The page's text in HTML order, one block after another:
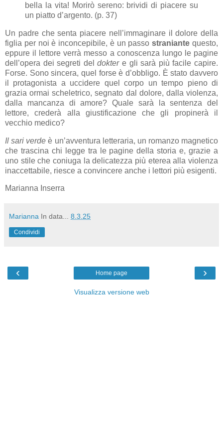
bella la vita! Morirò sereno: brividi di piacere su
un piatto d’argento. (p. 37)
Un padre che senta piacere nell’immaginare il dolore della
figlia per noi è inconcepibile, è un passostraniante questo,
eppure il lettore verrà messo a conoscenza lungo le pagine
dell’opera dei segreti deldoktere gli sarà più facile capire.
Forse. Sono sincera, quel forse è d’obbligo. È stato davvero
il protagonista a uccidere quel corpo un tempo pieno di
grazia ormai scheletrico, segnato dal dolore, dalla violenza,
dalla mancanza di amore? Quale sarà la sentenza del
lettore, crederà alla giustificazione che gli propinerà il
vecchio medico?
Il sari verde è un’avventura letteraria, un romanzo magnetico
che trascina chi legge tra le pagine della storia e, grazie a
uno stile che coniuga la delicatezza più eterea alla violenza
inaccettabile, riesce a convincere anche i lettori più esigenti.
Marianna Inserra
Marianna In data... 8.3.25
Condividi
‹ ›
Home page
Visualizza versione web